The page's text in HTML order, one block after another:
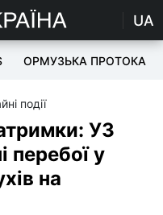
UA
ОРМУЗЬКА ПРОТОКА
події
УЗ
перебої у
на